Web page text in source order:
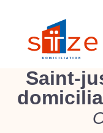
Saint-